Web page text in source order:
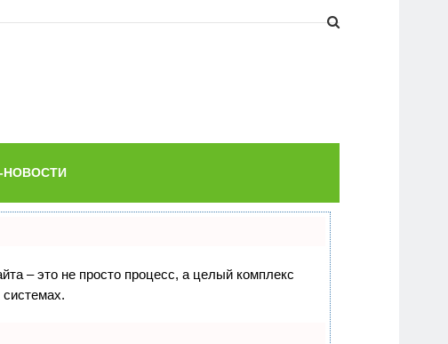
НОВОСТИ
– это не просто процесс, а целый комплекс